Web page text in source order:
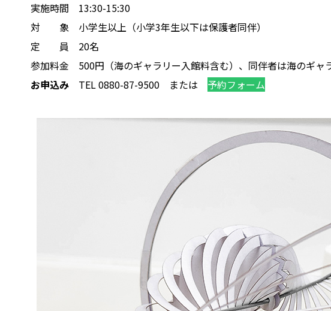
実施時間 13:30-15:30
対 象 小学生以上（小学3年生以下は保護者同伴）
定 員 20名
参加料金 500円（海のギャラリー入館料含む）、同伴者は海のギャ
お申込み TEL0880-87-9500 または 予約フォーム